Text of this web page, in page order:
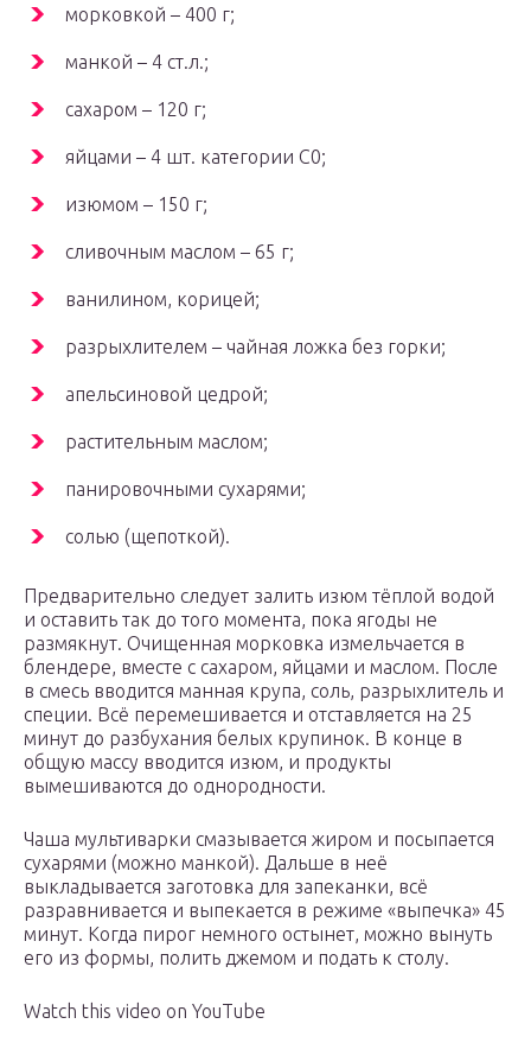
морковкой – 400 г;
манкой – 4 ст.л.;
сахаром – 120 г;
яйцами – 4 шт. категории С0;
изюмом – 150 г;
сливочным маслом – 65 г;
ванилином, корицей;
разрыхлителем – чайная ложка без горки;
апельсиновой цедрой;
растительным маслом;
панировочными сухарями;
солью (щепоткой).
Предварительно следует залить изюм тёплой водой
и оставить так до того момента, пока ягоды не
размякнут. Очищенная морковка измельчается в
блендере, вместе с сахаром, яйцами и маслом. После
в смесь вводится манная крупа, соль, разрыхлитель и
специи. Всё перемешивается и отставляется на 25
минут до разбухания белых крупинок. В конце в
общую массу вводится изюм, и продукты
вымешиваются до однородности.
Чаша мультиварки смазывается жиром и посыпается
сухарями (можно манкой). Дальше в неё
выкладывается заготовка для запеканки, всё
разравнивается и выпекается в режиме «выпечка» 45
минут. Когда пирог немного остынет, можно вынуть
его из формы, полить джемом и подать к столу.
Watch this video on YouTube